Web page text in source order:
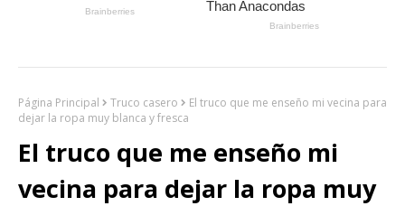
Página Principal Truco casero
El truco que me enseño mi vecina para
dejar la ropa muy blanca y fresca
El truco que me enseño mi
vecina para dejar la ropa muy